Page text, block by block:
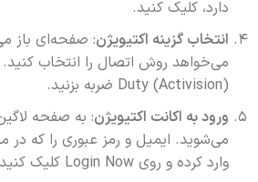
دارد، کلیک کنید.
انتخاب گزینه اکتیویژن: صفحه‌ای باز
Duty (Activision) ضربه بزنید.
ورود به اکانت اکتیویژن: به صفحه
می‌شوید. ایمیل و رمز عبوری را که در
وارد کرده و روی Login Now کلیک کنید.